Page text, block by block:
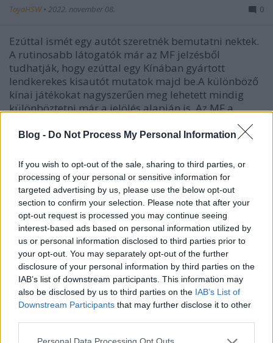
Blog - Do Not Process My Personal Information
If you wish to opt-out of the sale, sharing to third parties, or
processing of your personal or sensitive information for
targeted advertising by us, please use the below opt-out
section to confirm your selection. Please note that after your
opt-out request is processed you may continue seeing
interest-based ads based on personal information utilized by
us or personal information disclosed to third parties prior to
your opt-out. You may separately opt-out of the further
disclosure of your personal information by third parties on the
IAB’s list of downstream participants. This information may
also be disclosed by us to third parties on the IAB’s List of
Downstream Participants that may further disclose it to other
Please note that this website/app uses one or more Google
ToyaHSW • 2022. november 08. 0
Ezúttal ismét egy autót szeretnék bemutatni nektek.
A rutinosabb látogatók már az MF jelzésből
tudhatják, hogy ezúttal egy Kínában gyártott
lendkerekes kisautót mutatok majd be.A különböző
kínai játékokat nagyszerűen meg lehetett mindig
különböztetni már a jelölés alapján is. Az MF a
Lendkerekes Monster Truck